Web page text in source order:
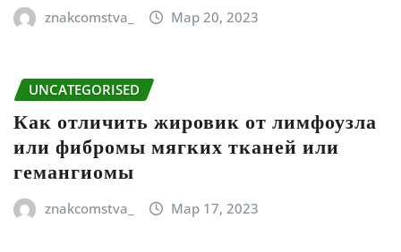
znakcomstva_ Мар 20, 2023
UNCATEGORISED
Как отличить жировик от лимфоузла
или фибромы мягких тканей или
гемангиомы
znakcomstva_ Мар 17, 2023